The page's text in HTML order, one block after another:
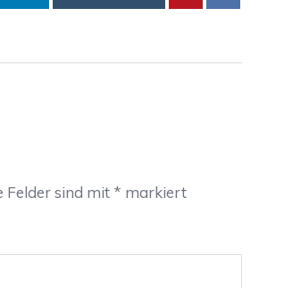
Felder sind mit * markiert